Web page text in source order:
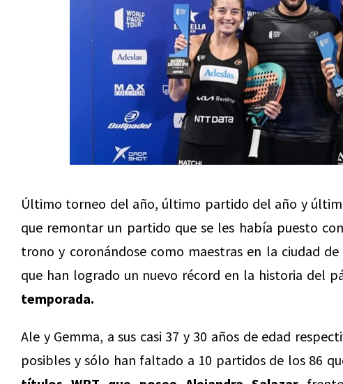
Último torneo del año, último partido del año y
que remontar un partido que se les había puesto
trono y coronándose como maestras en la ciudad
que han logrado un nuevo récord en la historia del
temporada.
Ale y Gemma, a sus casi 37 y 30 años de edad
posibles y sólo han faltado a 10 partidos de los 86